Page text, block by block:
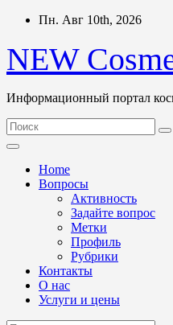
Перейти
содержимому
Пн. Авг 10th, 2026
NEW
Информационный портал
Home
Вопросы
Активность
Задайте вопрос
Метки
Профиль
Рубрики
Контакты
О нас
Услуги и цены